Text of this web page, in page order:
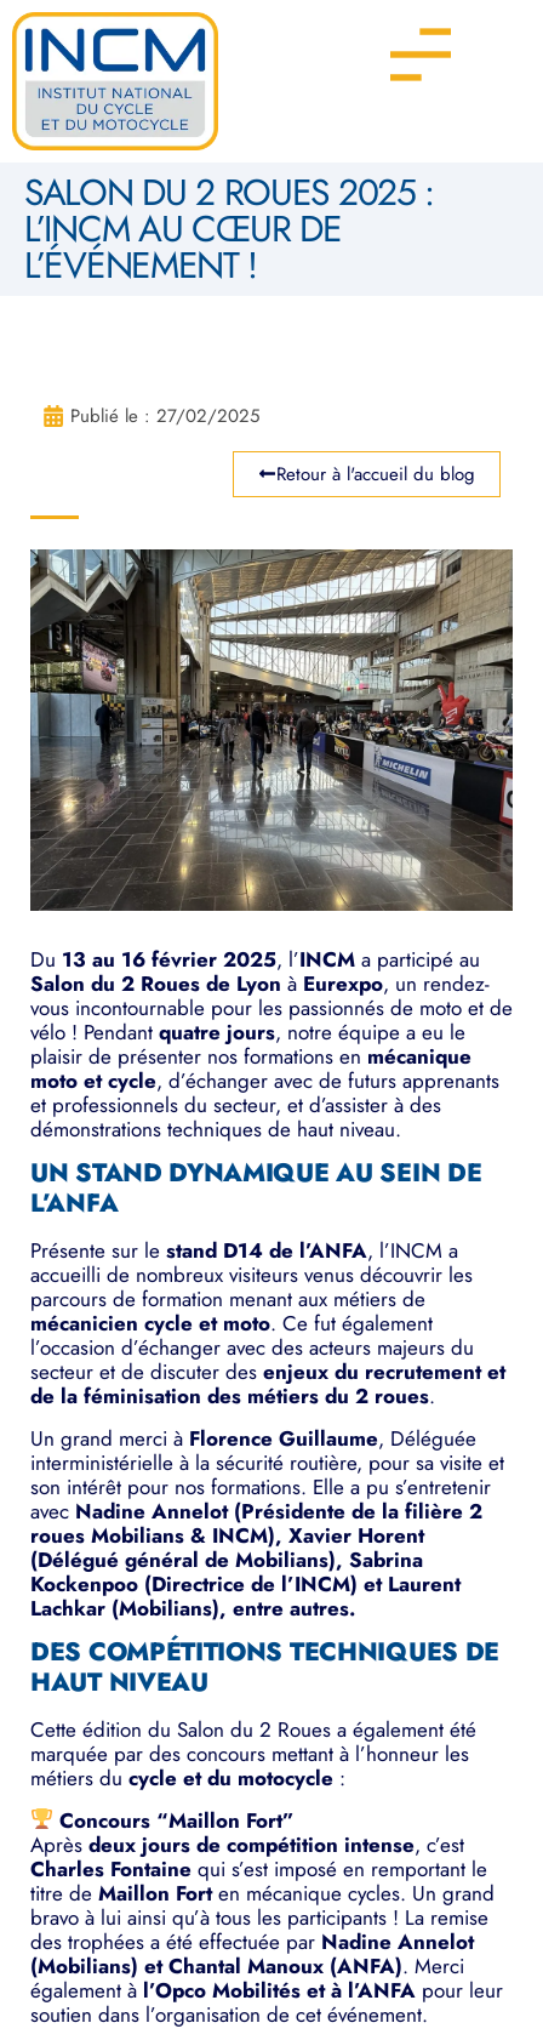
SALON DU 2 ROUES 2025 :
L’INCM AU CŒUR DE
L’ÉVÉNEMENT !
Publié le : 27/02/2025
Retour à l'accueil du blog
Du 13 au 16 février 2025, l’INCM a participé au
Salon du 2 Roues de Lyon à Eurexpo, un rendez-
vous incontournable pour les passionnés de moto et de
vélo ! Pendant quatre jours, notre équipe a eu le
plaisir de présenter nos formations en mécanique
moto et cycle, d’échanger avec de futurs apprenants
et professionnels du secteur, et d’assister à des
démonstrations techniques de haut niveau.
UN STAND DYNAMIQUE AU SEIN DE
L’ANFA
Présente sur le stand D14 de l’ANFA, l’INCM a
accueilli de nombreux visiteurs venus découvrir les
parcours de formation menant aux métiers de
mécanicien cycle et moto. Ce fut également
l’occasion d’échanger avec des acteurs majeurs du
secteur et de discuter des enjeux du recrutement et
de la féminisation des métiers du 2 roues.
Un grand merci à Florence Guillaume, Déléguée
interministérielle à la sécurité routière, pour sa visite et
son intérêt pour nos formations. Elle a pu s’entretenir
avec Nadine Annelot (Présidente de la filière 2
roues Mobilians & INCM), Xavier Horent
(Délégué général de Mobilians), Sabrina
Kockenpoo (Directrice de l’INCM) et Laurent
Lachkar (Mobilians), entre autres.
DES COMPÉTITIONS TECHNIQUES DE
HAUT NIVEAU
Cette édition du Salon du 2 Roues a également été
marquée par des concours mettant à l’honneur les
métiers du cycle et du motocycle :
Concours “Maillon Fort”
Après deux jours de compétition intense, c’est
Charles Fontaine qui s’est imposé en remportant le
titre de Maillon Forten mécanique cycles. Un grand
bravo à lui ainsi qu’à tous les participants ! La remise
des trophées a été effectuée par Nadine Annelot
(Mobilians) et Chantal Manoux (ANFA). Merci
également à l’Opco Mobilités et à l’ANFA pour leur
soutien dans l’organisation de cet événement.